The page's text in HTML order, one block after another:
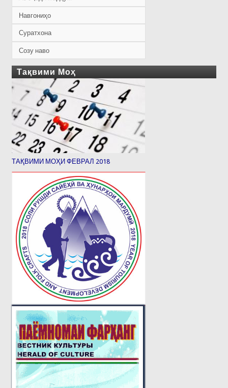
Навгониҳо
Суратхона
Созу наво
Тақвими Моҳ
ТАҚВИМИ МОҲИ ФЕВРАЛ 2018